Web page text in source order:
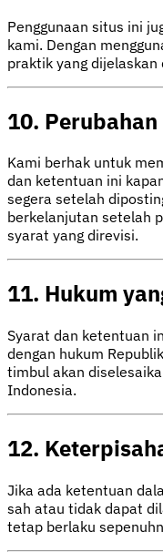
Penggunaan situs ini
kami. Dengan
praktik yang
10.
Kami berhak untuk
dan ketentuan ini
segera setelah
berkelanjutan setelah
syarat yang direvisi.
11. Hukum
Syarat dan ketentuan
dengan hukum
timbul akan
Indonesia.
12.
Jika ada ketentuan
sah atau tidak dapat
tetap berlaku